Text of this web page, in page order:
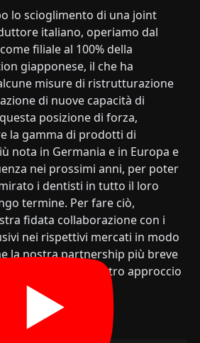
lo scioglimento di una joint
italiano, operiamo dal
filiale al 100% della
giapponese, il che ha
misure di ristrutturazione
di nuove capacità di
posizione di forza,
la gamma di prodotti di
nota in Germania e in Europa e
nei prossimi anni, per poter
i dentisti in tutto il loro
termine. Per fare ciò,
fidata collaborazione con i
nei rispettivi mercati in modo
la nostra partnership più breve
sottolinea il nostro approccio